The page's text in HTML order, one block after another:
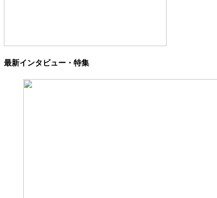
最新インタビュー・特集